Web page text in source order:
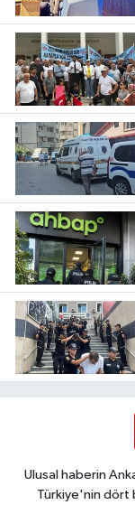
Ulusal haberin
Türkiye'nin dört